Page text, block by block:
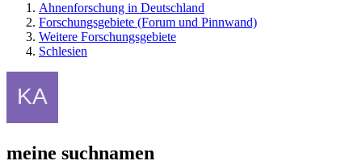
Ahnenforschung in Deutschland
Forschungsgebiete (Forum und Pinnwand)
Weitere Forschungsgebiete
Schlesien
meine suchnamen